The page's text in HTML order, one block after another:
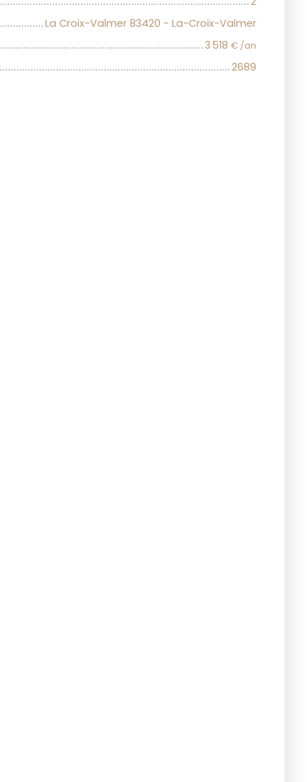
La Croix-Valmer 83420 - La-Croix-Valmer
3 518 € /an
2689